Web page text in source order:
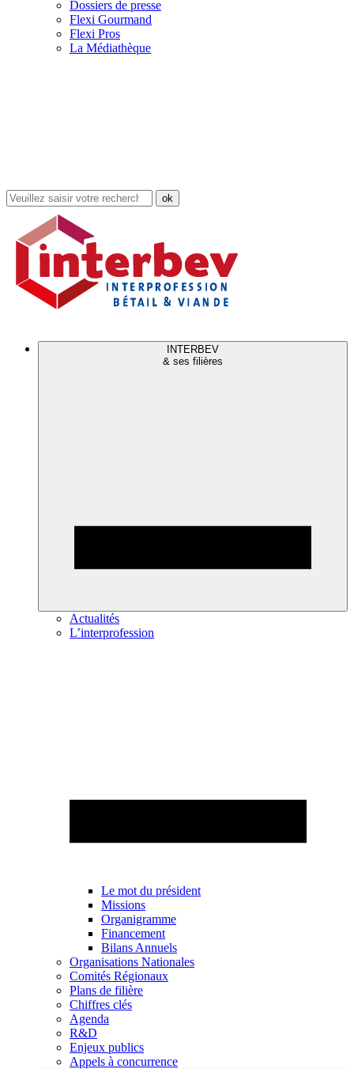
Dossiers de presse
Flexi Gourmand
Flexi Pros
La Médiathèque
Rechercher
dans
site
INTERBEV
& ses filières
Actualités
L’interprofession
Le mot du président
Missions
Organigramme
Financement
Bilans Annuels
Organisations Nationales
Comités Régionaux
Plans de filière
Chiffres clés
Agenda
R&D
Enjeux publics
Appels à concurrence